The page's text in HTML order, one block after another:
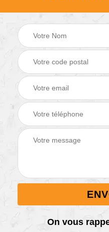
On vous